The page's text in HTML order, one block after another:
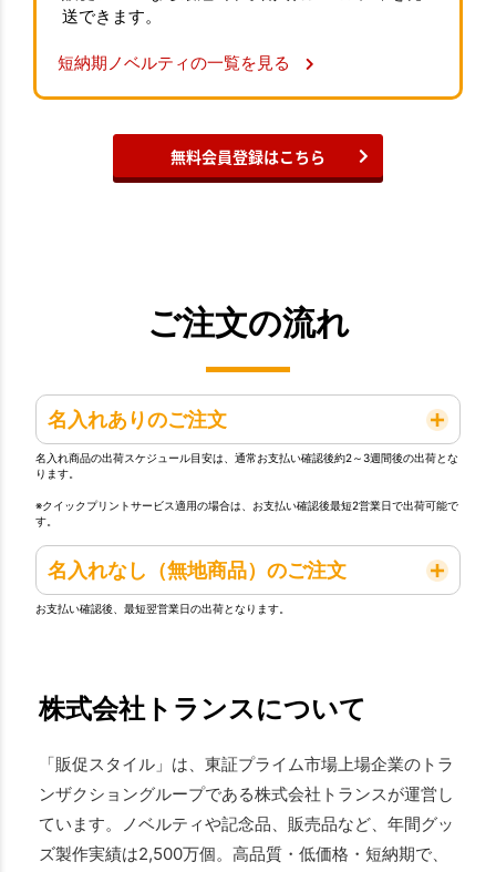
送できます。
短納期ノベルティの一覧を見る
無料会員登録はこちら
ご注文の流れ
名入れありのご注文
名入れ商品の出荷スケジュール目安は、通常お支払い確認後約2～3週間後の出荷とな
ります。
※クイックプリントサービス適用の場合は、お支払い確認後最短2営業日で出荷可能で
す。
名入れなし（無地商品）のご注文
お支払い確認後、最短翌営業日の出荷となります。
株式会社トランスについて
「販促スタイル」は、東証プライム市場上場企業のトラ
ンザクショングループである株式会社トランスが運営し
ています。ノベルティや記念品、販売品など、年間グッ
ズ製作実績は2,500万個。高品質・低価格・短納期で、